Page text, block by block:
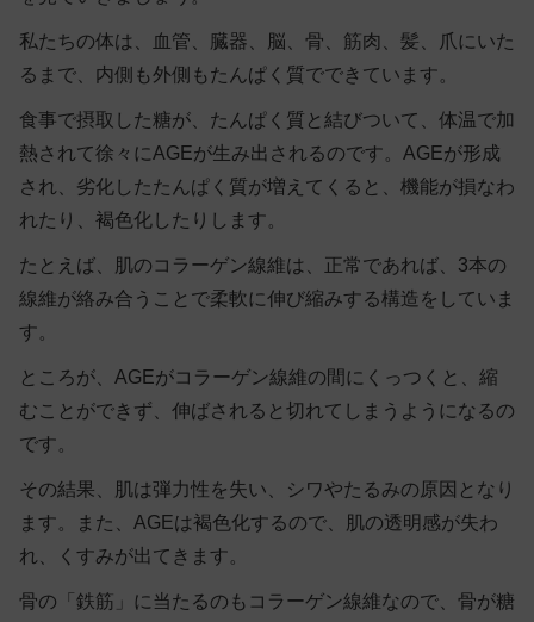
私たちの体は、血管、臓器、脳、骨、筋肉、髪、爪にいた
るまで、内側も外側もたんぱく質でできています。
食事で摂取した糖が、たんぱく質と結びついて、体温で加
熱されて徐々にAGEが生み出されるのです。AGEが形成
され、劣化したたんぱく質が増えてくると、機能が損なわ
れたり、褐色化したりします。
たとえば、肌のコラーゲン線維は、正常であれば、3本の
線維が絡み合うことで柔軟に伸び縮みする構造をしていま
す。
ところが、AGEがコラーゲン線維の間にくっつくと、縮
むことができず、伸ばされると切れてしまうようになるの
です。
その結果、肌は弾力性を失い、シワやたるみの原因となり
ます。また、AGEは褐色化するので、肌の透明感が失わ
れ、くすみが出てきます。
骨の「鉄筋」に当たるのもコラーゲン線維なので、骨が糖